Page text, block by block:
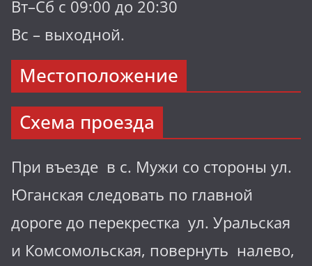
Вт–Сб с 09:00 до 20:30
Вс – выходной.
Местоположение
Схема проезда
При въезде в с. Мужи со стороны ул.
Юганская следовать по главной
дороге до перекрестка ул. Уральская
и Комсомольская, повернуть налево,